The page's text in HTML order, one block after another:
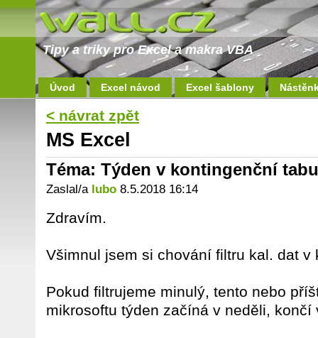
Tipy a triky pro Excel a makra VBA
Úvod Excel návod Excel šablony
< návrat zpět
MS Excel
Téma: Týden v kontingenční
Zaslal/a lubo 8.5.2018 16:14
Zdravím.
Všimnul jsem si chování filtru kal. dat v
Pokud filtrujeme minulý, tento nebo
mikrosoftu týden začíná v neděli, končí